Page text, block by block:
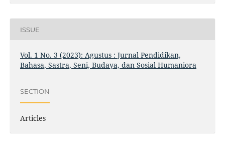
ISSUE
Vol. 1 No. 3 (2023): Agustus : Jurnal Pendidikan,
Bahasa, Sastra, Seni, Budaya, dan Sosial Humaniora
SECTION
Articles